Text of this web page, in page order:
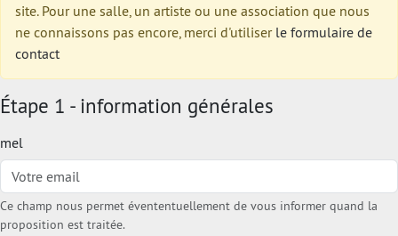
site. Pour une salle, un artiste ou une association que nous
ne connaissons pas encore, merci d'utiliser le formulaire de
contact
Étape 1 - information générales
mel
Ce champ nous permet évententuellement de vous informer quand la
proposition est traitée.